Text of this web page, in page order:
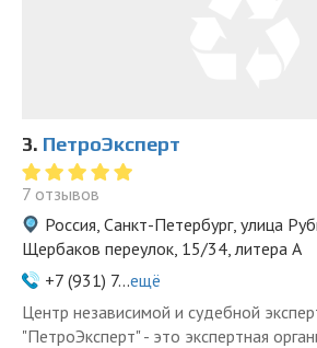
3. ПетроЭксперт
7 отзывов
Россия, Санкт-Петербург, улица
Щербаков переулок, 15/34, литера А
+7 (931) 7...ещё
Центр независимой и судебной
"ПетроЭксперт" - это экспертная